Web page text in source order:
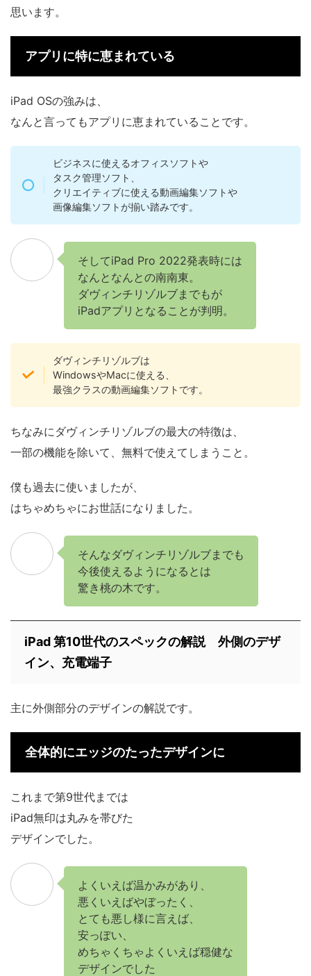
思います。
アプリに特に恵まれている
iPad OSの強みは、
なんと言ってもアプリに恵まれていることです。
ビジネスに使えるオフィスソフトや
タスク管理ソフト、
クリエイティブに使える動画編集ソフトや
画像編集ソフトが揃い踏みです。
そしてiPad Pro 2022発表時には
なんとなんとの南南東。
ダヴィンチリゾルブまでもが
iPadアプリとなることが判明。
ダヴィンチリゾルブは
WindowsやMacに使える、
最強クラスの動画編集ソフトです。
ちなみにダヴィンチリゾルブの最大の特徴は、
一部の機能を除いて、無料で使えてしまうこと。
僕も過去に使いましたが、
はちゃめちゃにお世話になりました。
そんなダヴィンチリゾルブまでも
今後使えるようになるとは
驚き桃の木です。
iPad 第10世代のスペックの解説 外側のデザ
イン、充電端子
主に外側部分のデザインの解説です。
全体的にエッジのたったデザインに
これまで第9世代までは
iPad無印は丸みを帯びた
デザインでした。
よくいえば温かみがあり、
悪くいえばやぼったく、
とても悪し様に言えば、
安っぽい、
めちゃくちゃよくいえば穏健な
デザインでした